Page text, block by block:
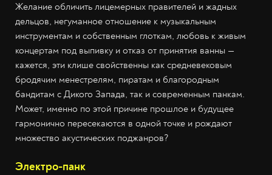
Желание обличить лицемерных правителей и жадных
дельцов, негуманное отношение к музыкальным
инструментам и собственным глоткам, любовь к живым
концертам под выпивку и отказ от принятия ванны —
кажется, эти клише свойственны как средневековым
бродячим менестрелям, пиратам и благородным
бандитам с Дикого Запада, так и современным панкам.
Может, именно по этой причине прошлое и будущее
гармонично пересекаются в одной точке и рождают
множество акустических поджанров?
Электро-панк